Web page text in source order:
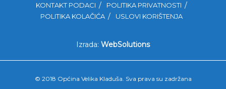
KONTAKT PODACI
POLITIKA PRIVATNOSTI
POLITIKA KOLAČIĆA
USLOVI KORIŠTENJA
Izrada: WebSolutions
© 2018 Općina Velika Kladuša. Sva prava su zadržana